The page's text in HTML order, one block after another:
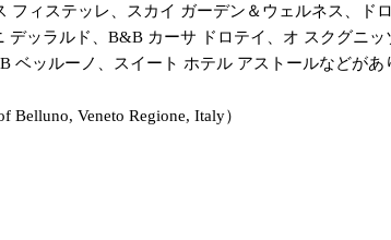
フィステッレ、スカイ ガーデン＆ウェルネス、
ッラルド、B&B カーサ ドロテイ、オ スクグニ
ッルーノ、スイート ホテル アストールなどがあ
Veneto Regione, Italy）